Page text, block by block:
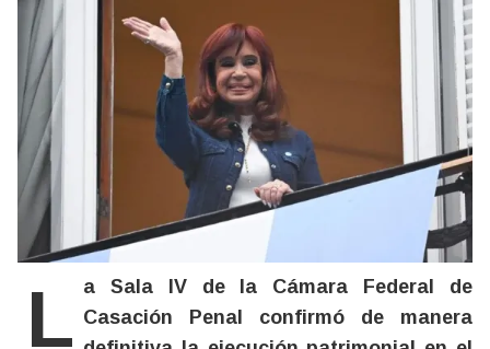
La Sala IV de la Cámara Federal de Casación Penal confirmó de manera